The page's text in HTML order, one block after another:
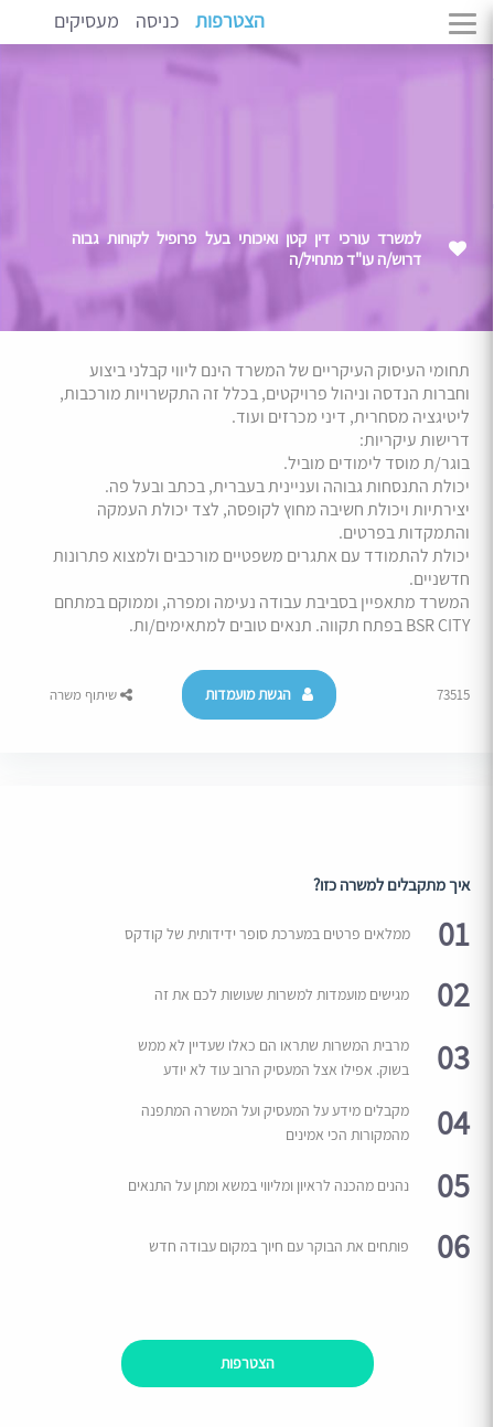
הצטרפות כניסה מעסיקים
למשרד עורכי דין קטן ואיכותי בעל פרופיל לקוחות גבוה
דרוש/ה עו"ד מתחיל/ה
תחומי העיסוק העיקריים של המשרד הינם ליווי קבלני ביצוע
וחברות הנדסה וניהול פרויקטים, בכלל זה התקשרויות מורכבות,
ליטיגציה מסחרית, דיני מכרזים ועוד.
דרישות עיקריות:
בוגר/ת מוסד לימודים מוביל.
יכולת התנסחות גבוהה ועניינית בעברית, בכתב ובעל פה.
יצירתיות ויכולת חשיבה מחוץ לקופסה, לצד יכולת העמקה
והתמקדות בפרטים.
יכולת להתמודד עם אתגרים משפטיים מורכבים ולמצוא פתרונות
חדשניים.
המשרד מתאפיין בסביבת עבודה נעימה ומפרה, וממוקם במתחם
BSR CITY בפתח תקווה. תנאים טובים למתאימים/ות.
73515 הגשת מועמדות שיתוף משרה
איך מתקבלים למשרה כזו?
01 ממלאים פרטים במערכת סופר ידידותית של קודקס
02 מגישים מועמדות למשרות שעושות לכם את זה
03
מרבית המשרות שתראו הם כאלו שעדיין לא ממש
בשוק. אפילו אצל המעסיק הרוב עוד לא יודע
04
מקבלים מידע על המעסיק ועל המשרה המתפנה
מהמקורות הכי אמינים
05 נהנים מהכנה לראיון ומליווי במשא ומתן על התנאים
06 פותחים את הבוקר עם חיוך במקום עבודה חדש
הצטרפות